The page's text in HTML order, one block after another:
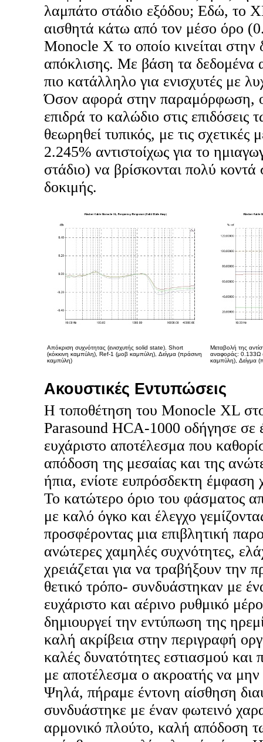
λαμπάτο στάδιο εξόδου; Εδώ, το
αισθητά κάτω από τον μέσο όρο
Monocle X το οποίο κινείται στην
απόκλισης. Με βάση τα δεδομένα
πιο κατάλληλο για ενισχυτές με
Όσον αφορά στην παραμόρφωση, ο
επιδρά το καλώδιο στις επιδόσεις
θεωρηθεί τυπικός, με τις σχετικές
2.245% αντιστοίχως για το
στάδιο) να βρίσκονται πολύ κοντά
δοκιμής.
Απόκριση συχνότητας (ενισχυτής solid state). Short
(κόκκινη καμπύλη), Ref-1 (μοβ καμπύλη), Δείγμα (πράσινη
καμπύλη)
Μεταβολή της
αναφοράς: 0.133Ω
καμπύλη), Δείγμα
Ακουστικές Εντυπώσεις
H τοποθέτηση του Monocle XL
Parasound HCA-1000 οδήγησε σε
ευχάριστο αποτέλεσμα που
απόδοση της μεσαίας και της
ήπια, ενίοτε ευπρόσδεκτη έμφαση
Το κατώτερο όριο του φάσματος
με καλό όγκο και έλεγχο
προσφέροντας μια επιβλητική
ανώτερες χαμηλές συχνότητες,
χρειάζεται για να τραβήξουν την
θετικό τρόπο- συνδυάστηκαν με
ευχάριστο και αέρινο ρυθμικό
δημιουργεί την εντύπωση της
καλή ακρίβεια στην περιγραφή
καλές δυνατότητες εστιασμού και
με αποτέλεσμα ο ακροατής να
Ψηλά, πήραμε έντονη αίσθηση
συνδυάστηκε με έναν φωτεινό
αρμονικό πλούτο, καλή απόδοση